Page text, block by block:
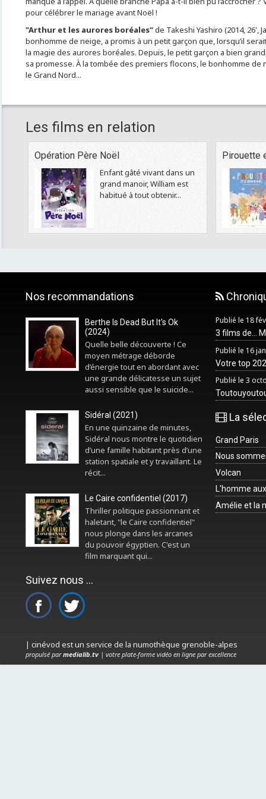
pour célébrer le mariage avant Noël !
"Arthur et les aurores boréales"de Takeshi Yashiro (2014, 26',
bonhomme de neige, a promis à un petit garçon que, lorsqu’il
la magie des aurores boréales. Depuis, le petit garçon a bien
sa promesse. À la tombée des premiers flocons, le bonhomme
le Grand Nord...
Les films en relation
Opération Père Noël
Enfant gâté vivant dans un
grand manoir, William est
habitué à tout obtenir...
Pirouette
Nos recommandations
Berthe Is Dead But It's Ok
(2024)
Quelle belle découverte ! Ce
moyen métrage déborde
d’énergie tout en abordant avec
une grande délicatesse un sujet
aussi sensible que le suicide...
Sidéral (2021)
En une quinzaine de minutes,
Sidéral nous montre le quotidien
d’une famille habitant près d’une
station spatiale et y travaillant. Le
récit...
Le Caire confidentiel (2017)
Thriller politique passionnant et
haletant, "le Caire confidentiel"
nous plonge dans les arcanes
du pouvoir égyptien. C'est un
film marquant qui...
Suivez nous ...
Publié le 18
3 films de...
Publié le 16
Votre top
Publié le 3
La
Grand Paris
Nous
Volcan
L'homme
Amélie et la
| cinévod est un service de la numothèque grenoble-alpes
propulsé parmedialib.tv| votre plate-forme vidéo en ligne par excellence